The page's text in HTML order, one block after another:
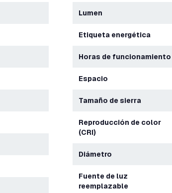
Lumen
Etiqueta energética
Horas de funcionamiento
Espacio
Tamaño de sierra
Reproducción de color
(CRI)
Diámetro
Fuente de luz
reemplazable